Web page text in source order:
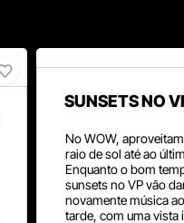
SUNSETS NO
No WOW,
raio de sol até ao
Enquanto o bom
sunsets no VP vão
novamente música
tarde, com uma vista